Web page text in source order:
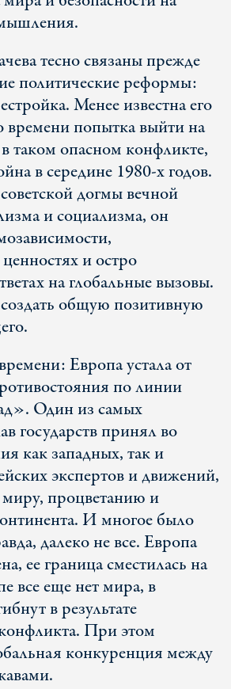
тесно связаны прежде
политические реформы:
Менее известна его
времени попытка выйти на
таком опасном конфликте,
в середине 1980-х годов.
догмы вечной
и социализма, он
и остро
на глобальные вызовы.
создать общую позитивную
Европа устала от
по линии
Один из самых
государств принял во
как западных, так и
экспертов и движений,
процветанию и
И многое было
далеко не все. Европа
ее граница сместилась на
все еще нет мира, в
в результате
При этом
конкуренция между